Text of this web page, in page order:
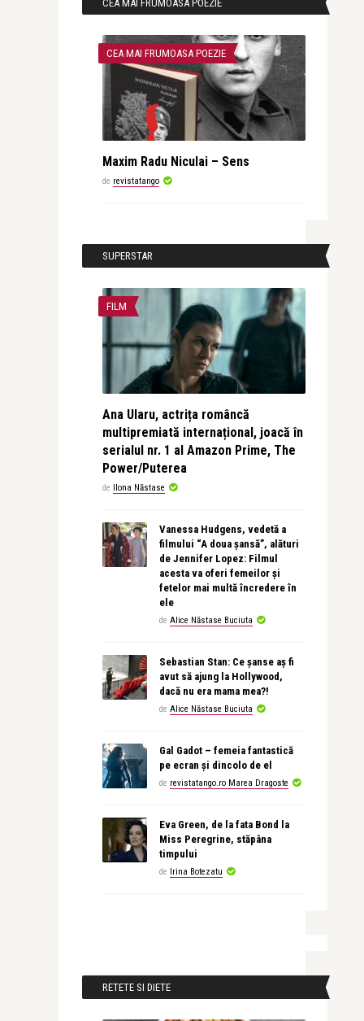
CEA MAI FRUMOASA POEZIE
CEA MAI FRUMOASA POEZIE
Maxim Radu Niculai – Sens
de revistatango
SUPERSTAR
FILM
Ana Ularu, actrița româncă
multipremiată internațional, joacă în
serialul nr. 1 al Amazon Prime, The
Power/Puterea
de Ilona Năstase
Vanessa Hudgens, vedetă a
filmului “A doua șansă”, alături
de Jennifer Lopez: Filmul
acesta va oferi femeilor și
fetelor mai multă încredere în
ele
de Alice Năstase Buciuta
Sebastian Stan: Ce șanse aș fi
avut să ajung la Hollywood,
dacă nu era mama mea?!
de Alice Năstase Buciuta
Gal Gadot – femeia fantastică
pe ecran și dincolo de el
de revistatango.ro Marea Dragoste
Eva Green, de la fata Bond la
Miss Peregrine, stăpâna
timpului
de Irina Botezatu
RETETE SI DIETE